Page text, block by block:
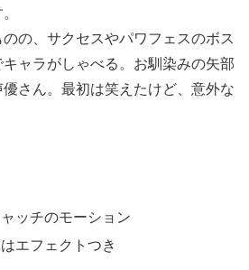
の、サクセスやパワフェスのボス
ャラがしゃべる。お馴染みの矢部
さん。最初は笑えたけど、意外な
ッチのモーション
エフェクトつき